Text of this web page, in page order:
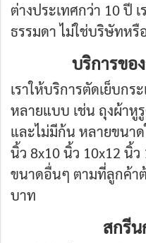
ต่างประเทศกว่า 10 ปี
ธรรมดา ไม่ใช่บริษัทห
บริการขอ
เราให้บริการตัดเย็บกร
หลายแบบ เช่น ถุงผ้า
และไม่มีก้น หลายขนาด
นิ้ว 8x10 นิ้ว 10x12 นิ้
ขนาดอื่นๆ ตามที่ลูกค้า
บาท
สกรีน